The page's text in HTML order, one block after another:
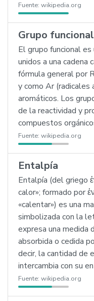
Fuente: wikipedia.org
Grupo funcional
El grupo funcional
unidos a una cadena
fórmula general por
y como Ar
aromáticos. Los
de la reactividad y
compuestos
Fuente: wikipedia.org
Entalpía
Entalpía (del griego
calor»; formado por
«calentar») es una
simbolizada con la
expresa una medida
absorbida o cedida
decir, la cantidad de
intercambia con su
Fuente: wikipedia.org